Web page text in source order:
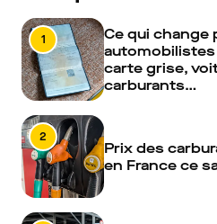
1
Ce qui change
automobilistes
carte grise,
carburants…
2
Prix des
en France ce